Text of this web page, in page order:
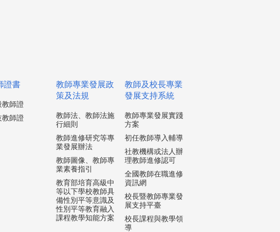
證書
教師證
教師證
教師專業發展政
策及法規
教師法、教師法施
行細則
教師進修研究等專
業發展辦法
教師圖像、教師專
業素養指引
教育部培育高級中
等以下學校教師具
備性別平等意識及
性別平等教育融入
課程教學知能方案
教師及校長專業
發展支持系統
教師專業發展實踐
方案
初任教師導入輔導
社教機構或法人辦
理教師進修認可
全國教師在職進修
資訊網
校長暨教師專業發
展支持平臺
校長課程與教學領
導